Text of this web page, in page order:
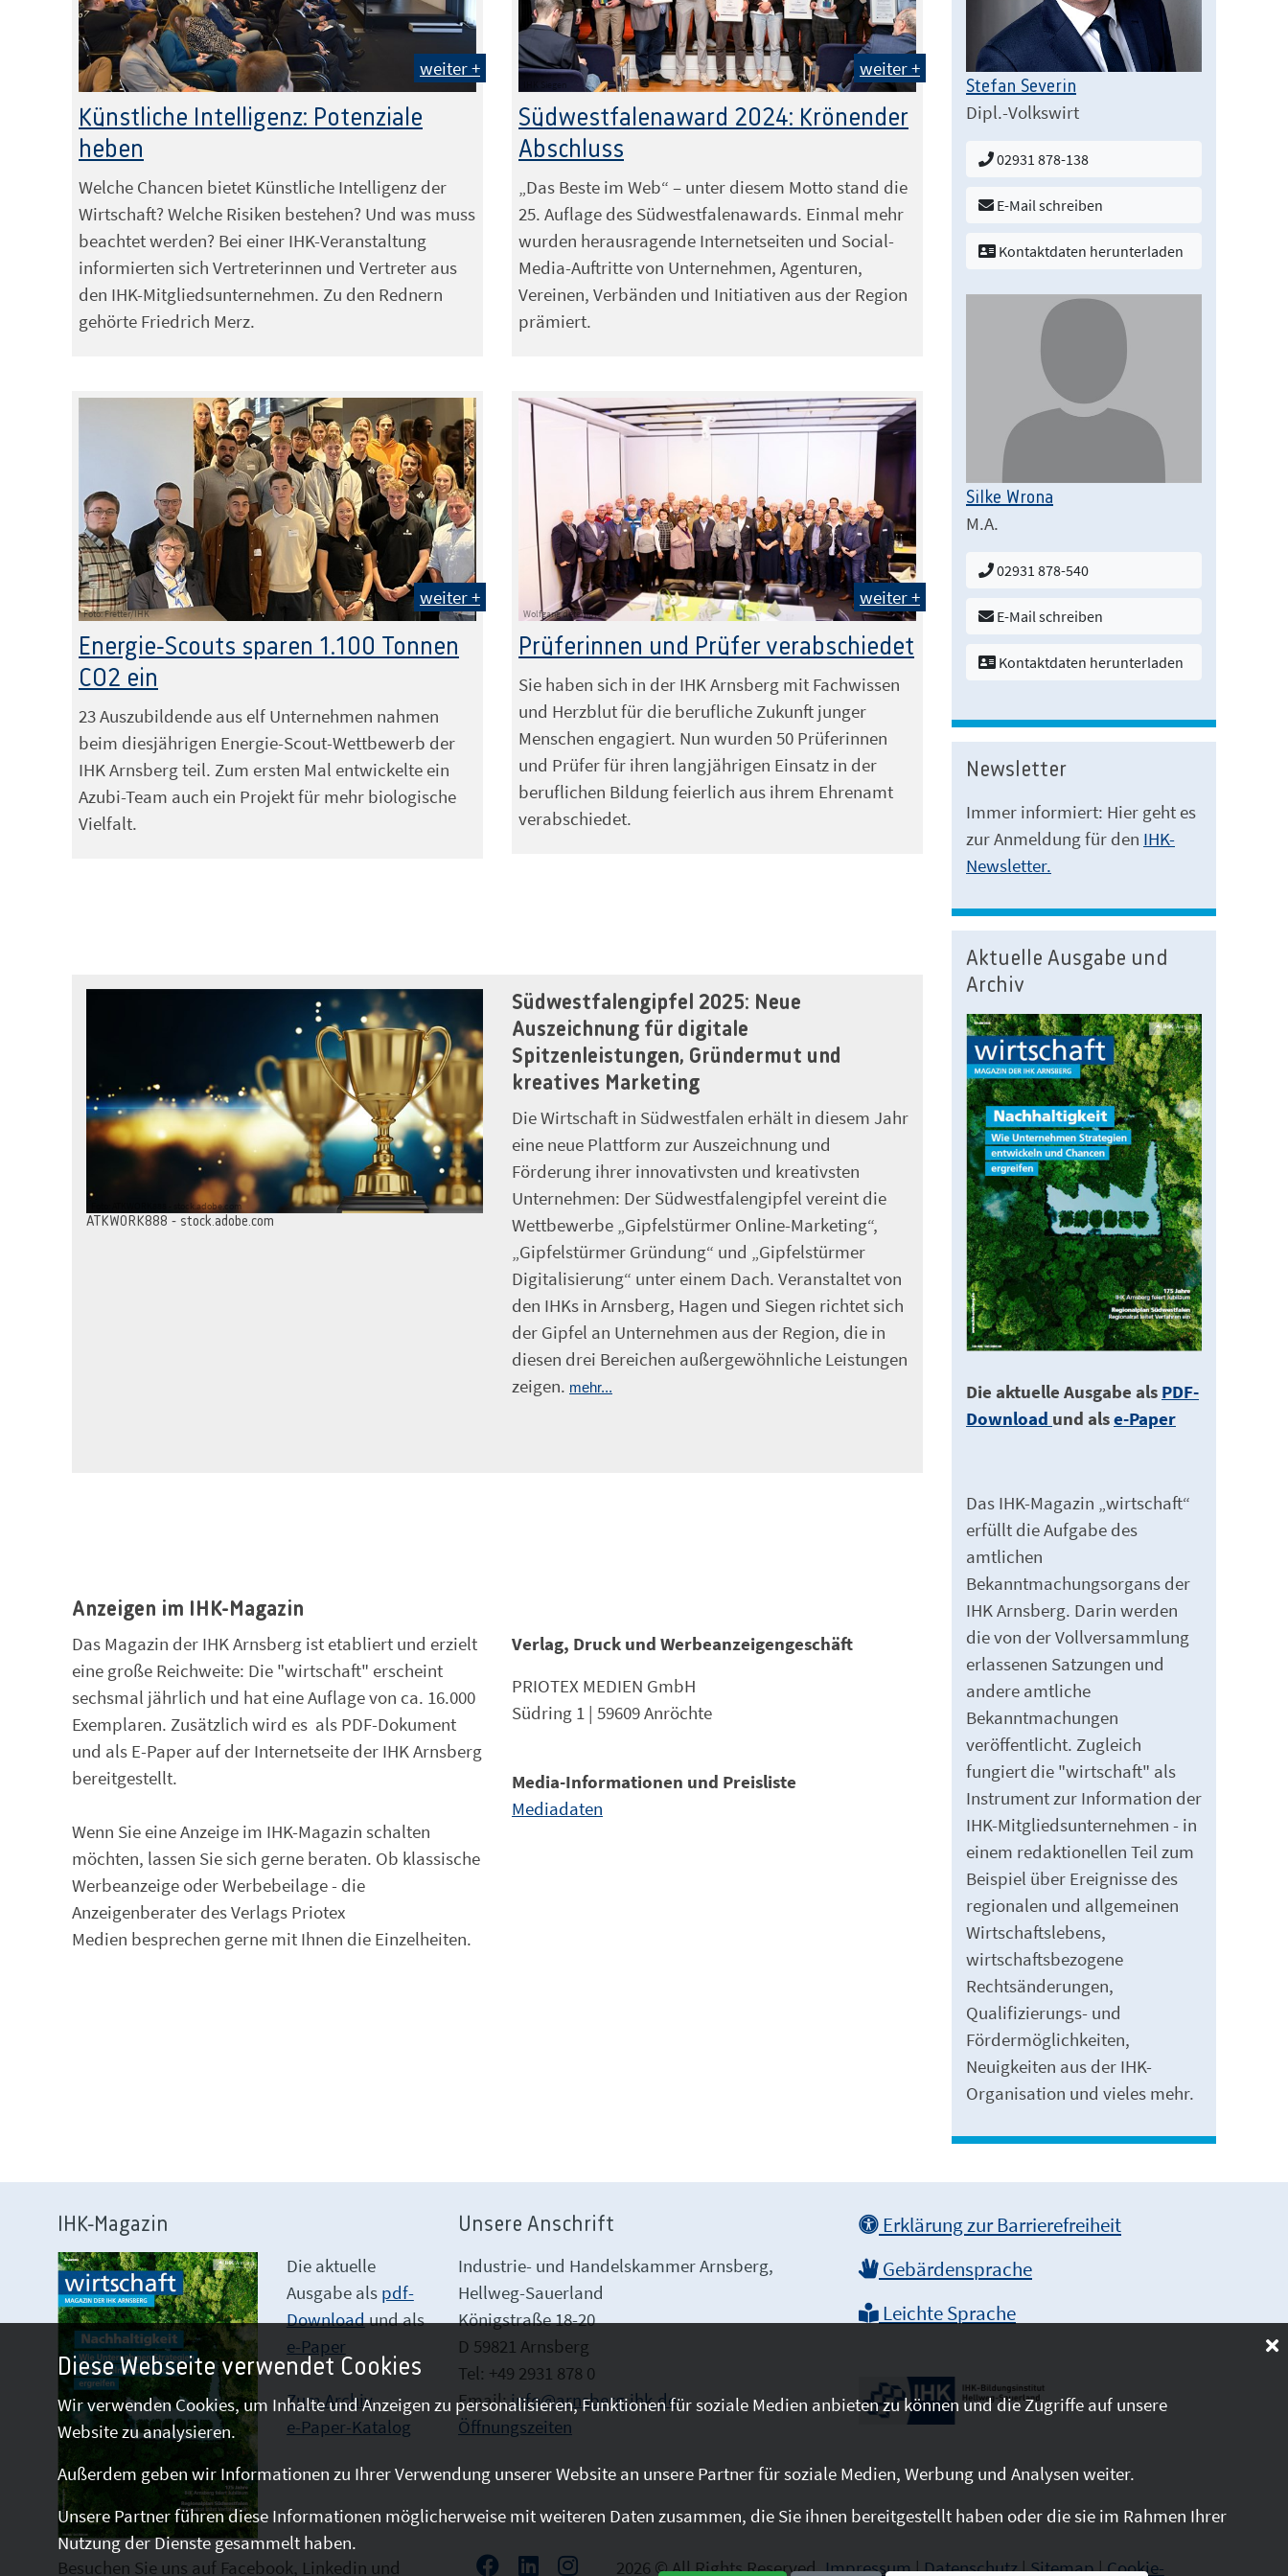
weiter +
Künstliche Intelligenz: Potenziale
heben
Welche Chancen bietet Künstliche Intelligenz der
Wirtschaft? Welche Risiken bestehen? Und was muss
beachtet werden? Bei einer IHK-Veranstaltung
informierten sich Vertreterinnen und Vertreter aus
den IHK-Mitgliedsunternehmen. Zu den Rednern
gehörte Friedrich Merz.
weiter +
Südwestfalenaward 2024: Krönender
Abschluss
„Das Beste im Web“ – unter diesem Motto stand die
25. Auflage des Südwestfalenawards. Einmal mehr
wurden herausragende Internetseiten und Social-
Media-Auftritte von Unternehmen, Agenturen,
Vereinen, Verbänden und Initiativen aus der Region
prämiert.
Foto: Fretter/IHK
weiter +
Energie-Scouts sparen 1.100 Tonnen
CO2 ein
23 Auszubildende aus elf Unternehmen nahmen
beim diesjährigen Energie-Scout-Wettbewerb der
IHK Arnsberg teil. Zum ersten Mal entwickelte ein
Azubi-Team auch ein Projekt für mehr biologische
Vielfalt.
Wolfgang detemple
weiter +
Prüferinnen und Prüfer verabschiedet
Sie haben sich in der IHK Arnsberg mit Fachwissen
und Herzblut für die berufliche Zukunft junger
Menschen engagiert. Nun wurden 50 Prüferinnen
und Prüfer für ihren langjährigen Einsatz in der
beruflichen Bildung feierlich aus ihrem Ehrenamt
verabschiedet.
Foto: ATKWORK888 - stock.adobe.com
ATKWORK888 - stock.adobe.com
Südwestfalengipfel 2025: Neue
Auszeichnung für digitale
Spitzenleistungen, Gründermut und
kreatives Marketing
Die Wirtschaft in Südwestfalen erhält in diesem Jahr
eine neue Plattform zur Auszeichnung und
Förderung ihrer innovativsten und kreativsten
Unternehmen: Der Südwestfalengipfel vereint die
Wettbewerbe „Gipfelstürmer Online-Marketing“,
„Gipfelstürmer Gründung“ und „Gipfelstürmer
Digitalisierung“ unter einem Dach. Veranstaltet von
den IHKs in Arnsberg, Hagen und Siegen richtet sich
der Gipfel an Unternehmen aus der Region, die in
diesen drei Bereichen außergewöhnliche Leistungen
zeigen. mehr...
Anzeigen im IHK-Magazin
Das Magazin der IHK Arnsberg ist etabliert und erzielt
eine große Reichweite: Die "wirtschaft" erscheint
sechsmal jährlich und hat eine Auflage von ca. 16.000
Exemplaren. Zusätzlich wird es als PDF-Dokument
und als E-Paper auf der Internetseite der IHK Arnsberg
bereitgestellt.
Wenn Sie eine Anzeige im IHK-Magazin schalten
möchten, lassen Sie sich gerne beraten. Ob klassische
Werbeanzeige oder Werbebeilage - die
Anzeigenberater des Verlags Priotex
Medien besprechen gerne mit Ihnen die Einzelheiten.
Verlag, Druck und Werbeanzeigengeschäft
PRIOTEX MEDIEN GmbH
Südring 1 | 59609 Anröchte
Media-Informationen und Preisliste
Mediadaten
Stefan Severin
Dipl.-Volkswirt
02931 878-138
E-Mail schreiben
Kontaktdaten herunterladen
Silke Wrona
M.A.
02931 878-540
E-Mail schreiben
Kontaktdaten herunterladen
Newsletter
Immer informiert: Hier geht es
zur Anmeldung für den IHK-
Newsletter.
Aktuelle Ausgabe und
Archiv
Die aktuelle Ausgabe als PDF-
Download und alse-Paper
Das IHK-Magazin „wirtschaft“
erfüllt die Aufgabe des
amtlichen
Bekanntmachungsorgans der
IHK Arnsberg. Darin werden
die von der Vollversammlung
erlassenen Satzungen und
andere amtliche
Bekanntmachungen
veröffentlicht. Zugleich
fungiert die "wirtschaft" als
Instrument zur Information der
IHK-Mitgliedsunternehmen - in
einem redaktionellen Teil zum
Beispiel über Ereignisse des
regionalen und allgemeinen
Wirtschaftslebens,
wirtschaftsbezogene
Rechtsänderungen,
Qualifizierungs- und
Fördermöglichkeiten,
Neuigkeiten aus der IHK-
Organisation und vieles mehr.
IHK-Magazin
Die aktuelle
Ausgabe als pdf-
Downloadund als
e-Paper
Zum Archiv
e-Paper-Katalog
Unsere Anschrift
Industrie- und Handelskammer Arnsberg,
Hellweg-Sauerland
Königstraße 18-20
D 59821 Arnsberg
Tel: +49 2931 878 0
Email:info@arnsberg.ihk.de
Öffnungszeiten
Erklärung zur Barrierefreiheit
Gebärdensprache
Leichte Sprache
Besuchen Sie uns auf Facebook, Linkedin und 2026 © All Rights Reserved.Impressum|Datenschutz|Sitemap|Cookie-
Diese Webseite verwendet Cookies
Wir verwenden Cookies, um Inhalte und Anzeigen zu personalisieren, Funktionen für soziale Medien anbieten zu können und die Zugriffe auf unsere
Website zu analysieren.
Außerdem geben wir Informationen zu Ihrer Verwendung unserer Website an unsere Partner für soziale Medien, Werbung und Analysen weiter.
Unsere Partner führen diese Informationen möglicherweise mit weiteren Daten zusammen, die Sie ihnen bereitgestellt haben oder die sie im Rahmen Ihrer
Nutzung der Dienste gesammelt haben.